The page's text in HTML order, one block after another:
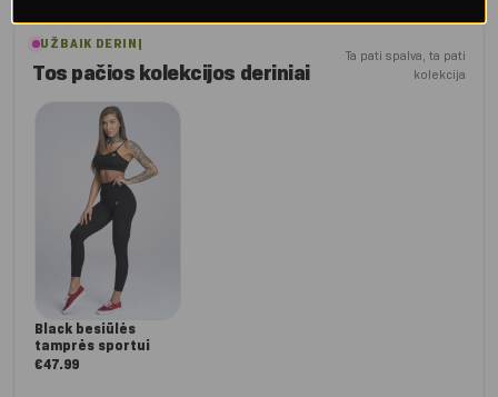
UŽBAIK DERINĮ
Tos pačios kolekcijos deriniai
Ta pati spalva, ta pati
kolekcija
Black besiūlės
tamprės sportui
€47.99